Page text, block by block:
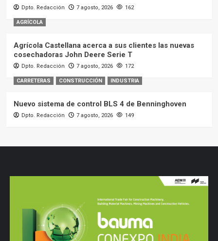
Dpto. Redacción 7 agosto, 2026 162
AGRÍCOLA
Agrícola Castellana acerca a sus clientes las nuevas
cosechadoras John Deere Serie T
Dpto. Redacción 7 agosto, 2026 172
CARRETERAS CONSTRUCCIÓN INDUSTRIA
Nuevo sistema de control BLS 4 de Benninghoven
Dpto. Redacción 7 agosto, 2026 149